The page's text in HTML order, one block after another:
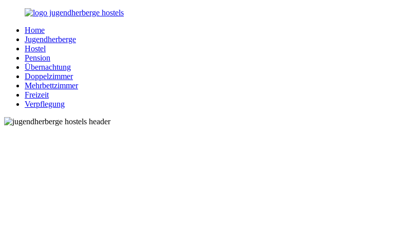
Zurück
Inhalt
Jugendherberge-
Hostels.de
Reisen
junge
jung
gebliebene
Menschen
Home
Jugendherberge
Hostel
Pension
Übernachtung
Doppelzimmer
Mehrbettzimmer
Freizeit
Verpflegung